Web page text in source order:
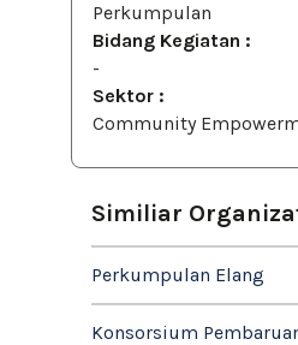
Perkumpulan
Bidang Kegiatan :
-
Sektor :
Community
Similiar
Perkumpulan Elang
Konsorsium